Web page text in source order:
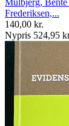
Frederiksen,...
140,00 kr.
Nypris 524,95